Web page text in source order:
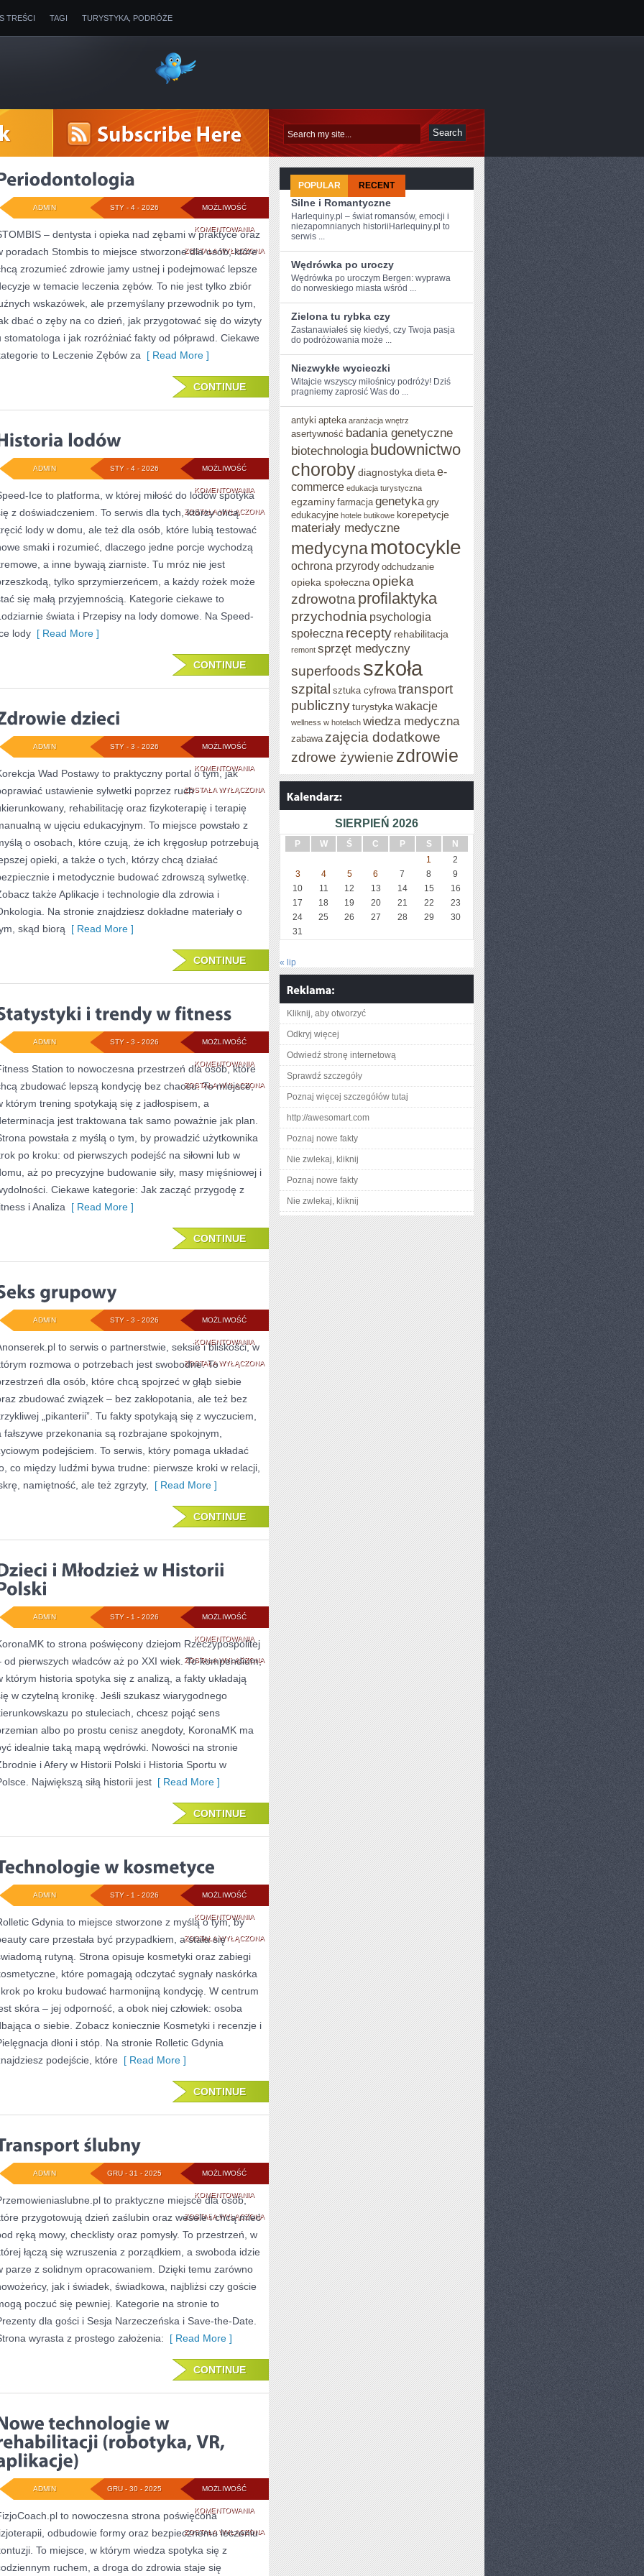
TREŚCI TAGI TURYSTYKA, PODRÓŻE
MOŻLIWOŚĆ
KOMENTOWANIAPERIODONTOLOGIA
ZOSTAŁA WYŁĄCZONA
STY - 4 - 2026
ADMIN
– dentysta i opieka nad zębami w praktyce oraz
poradach Stombis to miejsce stworzone dla osób, które
zrozumieć zdrowie jamy ustnej i podejmować lepsze
w temacie leczenia zębów. To nie jest tylko zbiór
wskazówek, ale przemyślany przewodnik po tym,
dbać o zęby na co dzień, jak przygotować się do wizyty
stomatologa i jak rozróżniać fakty od półprawd. Ciekawe
to Leczenie Zębów za [ Read More ]
CONTINUE
MOŻLIWOŚĆ
KOMENTOWANIAHISTORIA
LODÓW
ZOSTAŁA WYŁĄCZONA
STY - 4 - 2026
ADMIN
Ice to platforma, w której miłość do lodów spotyka
z doświadczeniem. To serwis dla tych, którzy chcą
lody w domu, ale też dla osób, które lubią testować
smaki i rozumieć, dlaczego jedne porcje wychodzą
a inne bywają ziarniste. Tu mróz nie jest
tylko sprzymierzeńcem, a każdy rożek może
się małą przyjemnością. Kategorie ciekawe to
świata i Przepisy na lody domowe. Na Speed-
lody [ Read More ]
CONTINUE
MOŻLIWOŚĆ
KOMENTOWANIAZDROWIE
DZIECI
ZOSTAŁA WYŁĄCZONA
STY - 3 - 2026
ADMIN
Wad Postawy to praktyczny portal o tym, jak
ustawienie sylwetki poprzez ruch
rehabilitację oraz fizykoterapię i terapię
w ujęciu edukacyjnym. To miejsce powstało z
o osobach, które czują, że ich kręgosłup potrzebują
opieki, a także o tych, którzy chcą działać
i metodycznie budować zdrowszą sylwetkę.
także Aplikacje i technologie dla zdrowia i
Na stronie znajdziesz dokładne materiały o
skąd biorą [ Read More ]
CONTINUE
MOŻLIWOŚĆ
KOMENTOWANIASTATYSTYKI
I
TRENDY
FITNESS
ZOSTAŁA WYŁĄCZONA
STY - 3 - 2026
ADMIN
Station to nowoczesna przestrzeń dla osób, które
zbudować lepszą kondycję bez chaosu. To miejsce,
którym trening spotykają się z jadłospisem, a
jest traktowana tak samo poważnie jak plan.
powstała z myślą o tym, by prowadzić użytkownika
po kroku: od pierwszych podejść na siłowni lub w
aż po precyzyjne budowanie siły, masy mięśniowej i
Ciekawe kategorie: Jak zacząć przygodę z
i Analiza [ Read More ]
CONTINUE
MOŻLIWOŚĆ
KOMENTOWANIASEKS
GRUPOWY
ZOSTAŁA WYŁĄCZONA
STY - 3 - 2026
ADMIN
to serwis o partnerstwie, seksie i bliskości, w
rozmowa o potrzebach jest swobodne. To
dla osób, które chcą spojrzeć w głąb siebie
zbudować związek – bez zakłopotania, ale też bez
„pikanterii”. Tu fakty spotykają się z wyczuciem,
fałszywe przekonania są rozbrajane spokojnym,
podejściem. To serwis, który pomaga układać
co między ludźmi bywa trudne: pierwsze kroki w relacji,
namiętność, ale też zgrzyty,
[ Read More ]
CONTINUE
MOŻLIWOŚĆ
KOMENTOWANIADZIECI
I
MŁODZIEŻ
HISTORII
POLSKI
ZOSTAŁA WYŁĄCZONA
STY - 1 - 2026
ADMIN
to strona poświęcony dziejom Rzeczypospolitej
od pierwszych władców aż po XXI wiek. To kompendium,
którym historia spotyka się z analizą, a fakty układają
w czytelną kronikę. Jeśli szukasz wiarygodnego
po stuleciach, chcesz pojąć sens
albo po prostu cenisz anegdoty, KoronaMK ma
idealnie taką mapą wędrówki. Nowości na stronie
i Afery w Historii Polski i Historia Sportu w
Największą siłą historii jest [ Read More ]
CONTINUE
MOŻLIWOŚĆ
KOMENTOWANIATECHNOLOGIE
W
KOSMETYCE
ZOSTAŁA WYŁĄCZONA
STY - 1 - 2026
ADMIN
Gdynia to miejsce stworzone z myślą o tym, by
care przestała być przypadkiem, a stała się
rutyną. Strona opisuje kosmetyki oraz zabiegi
które pomagają odczytać sygnały naskórka
po kroku budować harmonijną kondycję. W centrum
skóra – jej odporność, a obok niej człowiek: osoba
o siebie. Zobacz koniecznie Kosmetyki i recenzje i
dłoni i stóp. Na stronie Rolletic Gdynia
podejście, które [ Read More ]
CONTINUE
MOŻLIWOŚĆ
KOMENTOWANIATRANSPORT
ŚLUBNY
ZOSTAŁA WYŁĄCZONA
GRU - 31 - 2025
ADMIN
to praktyczne miejsce dla osób,
przygotowują dzień zaślubin oraz wesele i chcą mieć
ręką mowy, checklisty oraz pomysły. To przestrzeń, w
łączą się wzruszenia z porządkiem, a swoboda idzie
parze z solidnym opracowaniem. Dzięki temu zarówno
jak i świadek, świadkowa, najbliżsi czy goście
poczuć się pewniej. Kategorie na stronie to
dla gości i Sesja Narzeczeńska i Save-the-Date.
wyrasta z prostego założenia: [ Read More ]
CONTINUE
MOŻLIWOŚĆ
KOMENTOWANIANOWE
TECHNOLOGIE
REHABILITACJI
ZOSTAŁA WYŁĄCZONA
GRU - 30 - 2025
ADMIN
to nowoczesna strona poświęcona
odbudowie formy oraz bezpiecznemu leczeniu
To miejsce, w którym wiedza spotyka się z
ruchem, a droga do zdrowia staje się
POPULAR RECENT
Silne i Romantyczne
Harlequiny.pl – świat romansów, emocji i
niezapomnianych historiiHarlequiny.pl to
serwis ...
Wędrówka po uroczy
Wędrówka⁤ po ‍uroczym Bergen: ⁣wyprawa
do⁢ norweskiego miasta wśród ...
Zielona tu rybka czy
Zastanawiałeś się kiedyś, czy Twoja⁢ pasja⁤
do podróżowania ‌może ...
Niezwykłe wycieczki
Witajcie wszyscy miłośnicy podróży! Dziś​
pragniemy zaprosić Was do ...
antyki apteka aranżacja wnętrz
asertywność badania genetyczne
biotechnologia budownictwo
chorobydiagnostyka dieta e-
commerce edukacja turystyczna
egzaminy farmacja genetyka gry
edukacyjne hotele butikowe korepetycje
materiały medyczne
medycynamotocykle
ochrona przyrody odchudzanie
opieka społeczna opieka
zdrowotna profilaktyka
przychodnia psychologia
społeczna recepty rehabilitacja
remont sprzęt medyczny
superfoods szkoła
szpital sztuka cyfrowa transport
publicznyturystyka wakacje
wellness w hotelach wiedza medyczna
zabawa zajęcia dodatkowe
zdrowe żywienie zdrowie
SIERPIEŃ 2026
P W Ś C P S
N
1
2
3
4 5 6 7 8
9
10
11 12 13 14 15
16
17
18 19 20 21 22
23
24
25 26 27 28 29
30
31
« lip
Kliknij, aby otworzyć
Odkryj więcej
Odwiedź stronę internetową
Sprawdź szczegóły
Poznaj więcej szczegółów tutaj
http://awesomart.com
Poznaj nowe fakty
Nie zwlekaj, kliknij
Poznaj nowe fakty
Nie zwlekaj, kliknij